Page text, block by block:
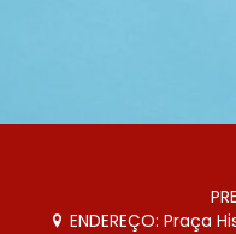
ENDEREÇO: Praça